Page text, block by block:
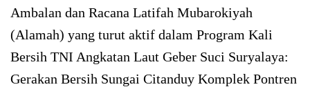
Ambalan dan Racana Latifah Mubarokiyah
(Alamah) yang turut aktif dalam Program Kali
Bersih TNI Angkatan Laut Geber Suci Suryalaya:
Gerakan Bersih Sungai Citanduy Komplek Pontren